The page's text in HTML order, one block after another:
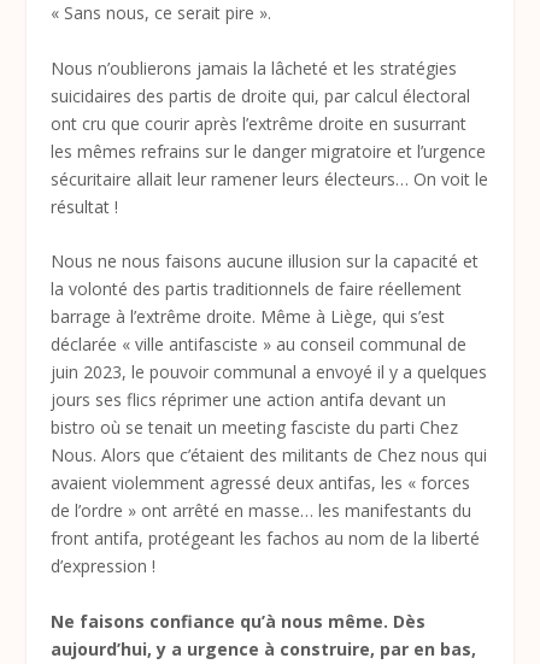
« Sans nous, ce serait pire ».
Nous n’oublierons jamais la lâcheté et les stratégies
suicidaires des partis de droite qui, par calcul électoral
ont cru que courir après l’extrême droite en susurrant
les mêmes refrains sur le danger migratoire et l’urgence
sécuritaire allait leur ramener leurs électeurs… On voit le
résultat !
Nous ne nous faisons aucune illusion sur la capacité et
la volonté des partis traditionnels de faire réellement
barrage à l’extrême droite. Même à Liège, qui s’est
déclarée « ville antifasciste » au conseil communal de
juin 2023, le pouvoir communal a envoyé il y a quelques
jours ses flics réprimer une action antifa devant un
bistro où se tenait un meeting fasciste du parti Chez
Nous. Alors que c’étaient des militants de Chez nous qui
avaient violemment agressé deux antifas, les « forces
de l’ordre » ont arrêté en masse… les manifestants du
front antifa, protégeant les fachos au nom de la liberté
d’expression !
Ne faisons confiance qu’à nous même. Dès
aujourd’hui, y a urgence à construire, par en bas,